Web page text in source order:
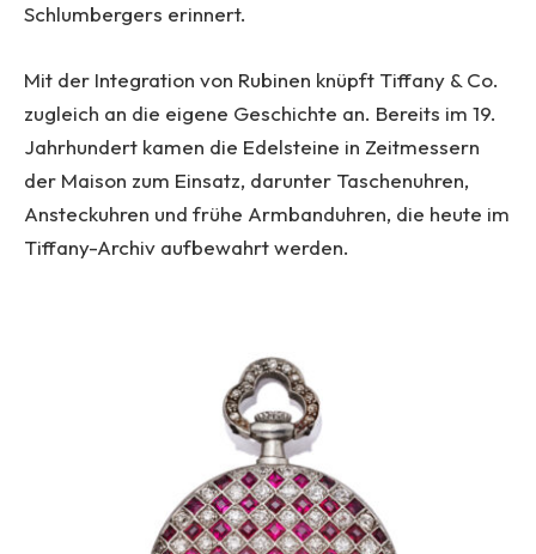
Schlumbergers erinnert.
Mit der Integration von Rubinen knüpft Tiffany & Co.
zugleich an die eigene Geschichte an. Bereits im 19.
Jahrhundert kamen die Edelsteine in Zeitmessern
der Maison zum Einsatz, darunter Taschenuhren,
Ansteckuhren und frühe Armbanduhren, die heute im
Tiffany-Archiv aufbewahrt werden.